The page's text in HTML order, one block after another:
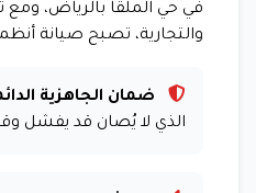
في حي الملقا بالرياض، ومع
والتجارية، تصبح صيانة
ضمان الجاهزية
الذي لا يُصان قد يفشل